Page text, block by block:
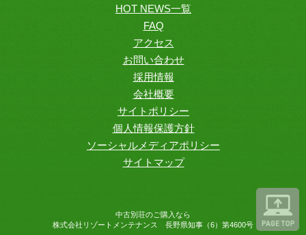
HOT NEWS一覧
FAQ
アクセス
お問い合わせ
採用情報
会社概要
サイトポリシー
個人情報保護方針
ソーシャルメディアポリシー
サイトマップ
中古別荘のご購入なら
株式会社リゾートメンテナンス 長野県知事（6）第4600号